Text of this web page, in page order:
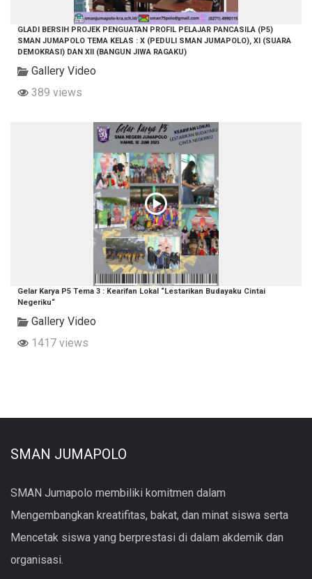
GLADI BERSIH PROJEK PENGUATAN PROFIL PELAJAR PANCASILA (P5)
SMAN JUMAPOLO TEMA KELAS : X (PEDULI SMAN JUMAPOLO), XI (SUARA
DEMOKRASI) DAN XII (BANGUN JIWA RAGAKU)
Gallery Video
389 views
Gelar Karya P5 Tema 3 : Kearifan Lokal “Lestarikan Budayaku Cintai
Negeriku“
Gallery Video
1417 views
SMAN JUMAPOLO
SMAN Jumapolo membiliki komitmen dalam
Mengembangkan kreatifitas, bakat, dan minat siswa serta
Mencetak siswa yang berprestasi di dalam akdemik dan
organisasi.